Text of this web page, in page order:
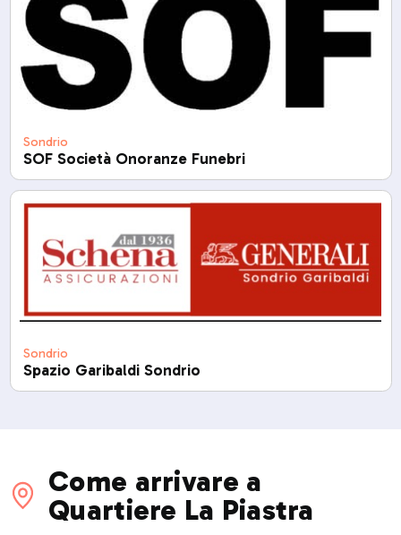
Sondrio
SOF Società Onoranze Funebri
Sondrio
Spazio Garibaldi Sondrio
Come arrivare a
Quartiere La Piastra